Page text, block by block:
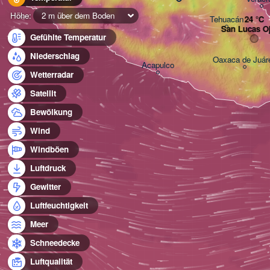
Höhe:
2 m über dem Boden
Gefühlte Temperatur
Niederschlag
Wetterradar
Satellit
Bewölkung
Wind
Windböen
Luftdruck
Gewitter
Luftfeuchtigkeit
Meer
Schneedecke
Luftqualität
Acapulco Oaxaca de
Tehuacán
San Lucas